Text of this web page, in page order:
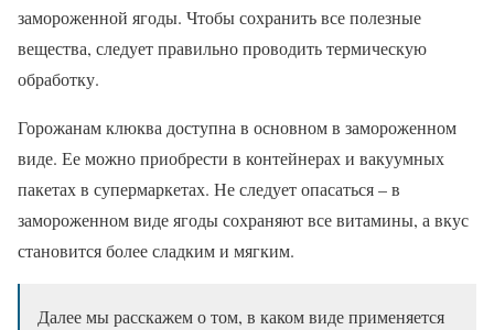
замороженной ягоды. Чтобы сохранить все полезные
вещества, следует правильно проводить термическую
обработку.
Горожанам клюква доступна в основном в замороженном
виде. Ее можно приобрести в контейнерах и вакуумных
пакетах в супермаркетах. Не следует опасаться – в
замороженном виде ягоды сохраняют все витамины, а вкус
становится более сладким и мягким.
Далее мы расскажем о том, в каком виде применяется